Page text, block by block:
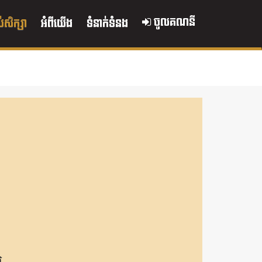
សិក្សា អំពីយើង ទំនាក់ទំនង ចូលគណនី